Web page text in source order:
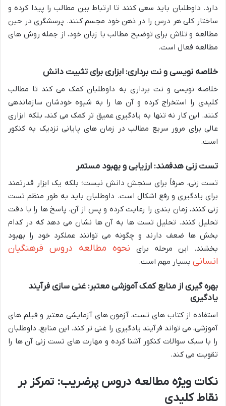
دارد. داوطلبان باید سعی کنند تا ارتباط بین مطالب را پیدا کرده و
ساختار کلی هر درس را در ذهن خود مجسم کنند. پرسشگری در حین
مطالعه و تلاش برای توضیح مطالب با زبان خود، از جمله روش های
مطالعه فعال است.
خلاصه نویسی و نت برداری: ابزاری برای تثبیت دانش
خلاصه نویسی و نت برداری به داوطلبان کمک می کند تا مطالب
کلیدی را استخراج کرده و آن ها را به شیوه خودشان سازماندهی
کنند. این کار نه تنها به یادگیری عمیق تر کمک می کند، بلکه ابزاری
عالی برای مرور سریع مطالب در زمان های پایانی نزدیک به کنکور
است.
تست زنی هدفمند: ارزیابی و بهبود مستمر
تست زنی، صرفاً برای سنجش دانش نیست؛ بلکه یک ابزار قدرتمند
برای یادگیری و رفع اشکال است. داوطلبان باید به طور منظم تست
زنی کنند، زمان بندی را رعایت کرده و پس از آن، پاسخ ها را با دقت
تحلیل کنند. تحلیل تست ها به آن ها نشان می دهد که در کدام
بخش ها ضعف دارند و چگونه می توانند عملکرد خود را بهبود
بخشند. این مرحله برای نحوه مطالعه دروس فرهنگیان
انسانی بسیار مهم است.
بهره گیری از منابع کمک آموزشی معتبر: غنی سازی فرآیند
یادگیری
استفاده از کتاب های تست، آزمون های آزمایشی معتبر و فیلم های
آموزشی، می تواند فرآیند یادگیری را غنی تر کند. این منابع، داوطلبان
را با سبک سوالات کنکور آشنا کرده و مهارت های تست زنی آن ها را
تقویت می کند.
نکات ویژه مطالعه دروس پرضریب: تمرکز بر
نقاط کلیدی